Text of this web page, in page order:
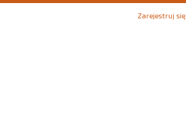
Zarejestruj się